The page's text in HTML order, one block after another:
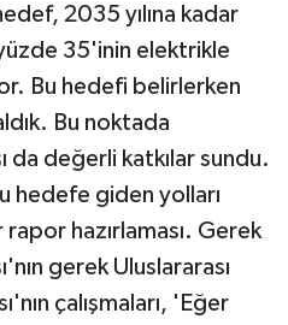
2035 yılına kadar
35'inin elektrikle
Bu hedefi belirlerken
Bu noktada
da değerli katkılar sundu.
hedefe giden yolları
hazırlaması. Gerek
gerek Uluslararası
çalışmaları, 'Eğer